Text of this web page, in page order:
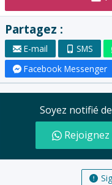
Partagez :
E-mail SMS
Facebook Messenger
Soyez notifié